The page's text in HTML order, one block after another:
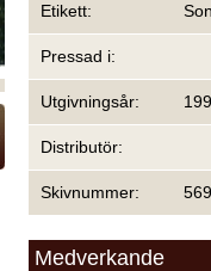
Etikett:
Pressad i:
Utgivningsår:
Distributör:
Skivnummer:
Medverkande